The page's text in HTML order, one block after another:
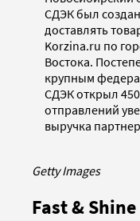
СДЭК был
доставлять
Korzina.ru по
Востока.
крупным
СДЭК открыл
отправлений
выручка
Getty Images
Fast & Shine